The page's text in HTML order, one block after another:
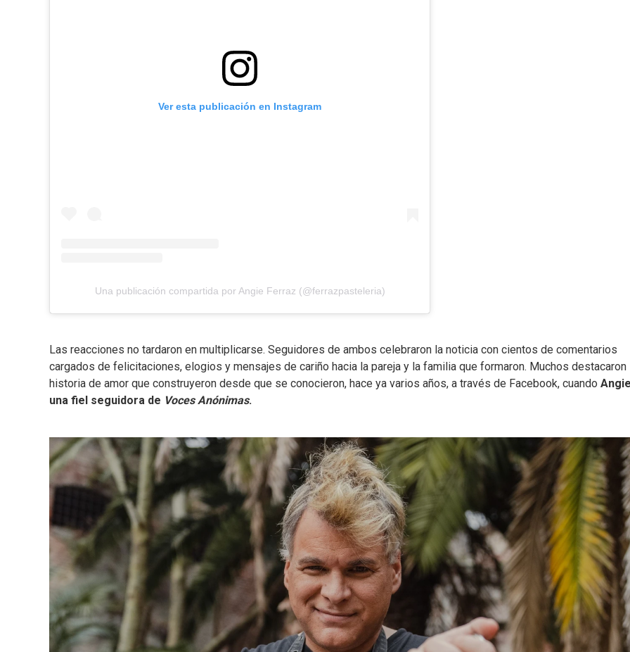
Ver esta publicación en Instagram
Una publicación compartida por Angie Ferraz (@ferrazpasteleria)
Las reacciones no tardaron en multiplicarse. Seguidores de ambos celebraron la noticia con cientos de comentarios
cargados de felicitaciones, elogios y mensajes de cariño hacia la pareja y la familia que formaron. Muchos destacaron
historia de amor que construyeron desde que se conocieron, hace ya varios años, a través de Facebook, cuando
una fiel seguidora de Voces Anónimas.